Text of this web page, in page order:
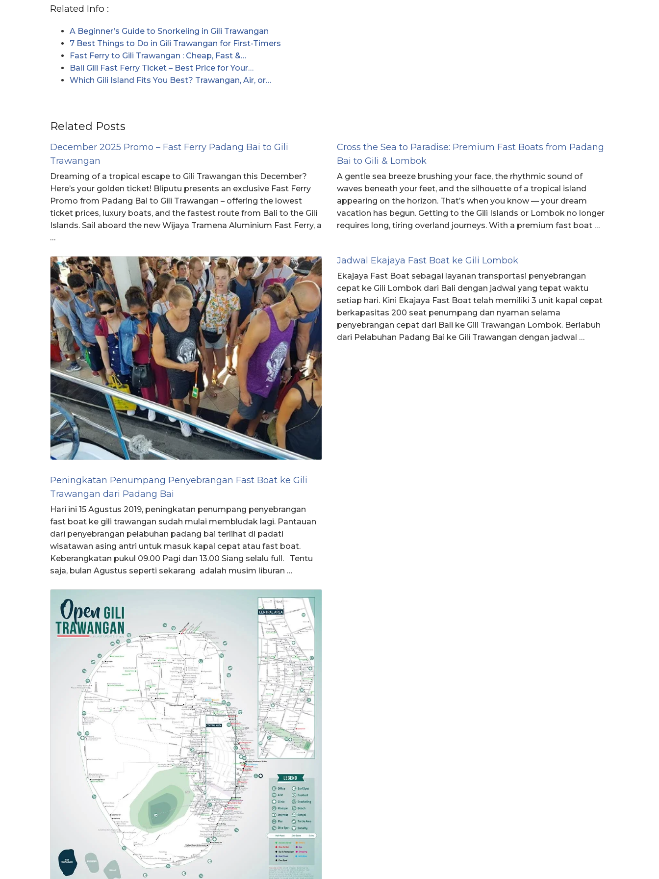
Related Info :
A Beginner’s Guide to Snorkeling in Gili Trawangan
7 Best Things to Do in Gili Trawangan for First-Timers
Fast Ferry to Gili Trawangan : Cheap, Fast &…
Bali Gili Fast Ferry Ticket – Best Price for Your…
Which Gili Island Fits You Best? Trawangan, Air, or…
Related Posts
December 2025 Promo – Fast Ferry Padang Bai to Gili
Trawangan
Dreaming of a tropical escape to Gili Trawangan this December?
Here’s your golden ticket! Bliputu presents an exclusive Fast Ferry
Promo from Padang Bai to Gili Trawangan – offering the lowest
ticket prices, luxury boats, and the fastest route from Bali to the Gili
Islands. Sail aboard the new Wijaya Tramena Aluminium Fast Ferry, a
…
Cross the Sea to Paradise: Premium Fast Boats from Padang
Bai to Gili & Lombok
A gentle sea breeze brushing your face, the rhythmic sound of
waves beneath your feet, and the silhouette of a tropical island
appearing on the horizon. That’s when you know — your dream
vacation has begun. Getting to the Gili Islands or Lombok no longer
requires long, tiring overland journeys. With a premium fast boat …
Peningkatan Penumpang Penyebrangan Fast Boat ke Gili
Trawangan dari Padang Bai
Hari ini 15 Agustus 2019, peningkatan penumpang penyebrangan
fast boat ke gili trawangan sudah mulai membludak lagi. Pantauan
dari penyebrangan pelabuhan padang bai terlihat di padati
wisatawan asing antri untuk masuk kapal cepat atau fast boat.
Keberangkatan pukul 09.00 Pagi dan 13.00 Siang selalu full. Tentu
saja, bulan Agustus seperti sekarang adalah musim liburan …
Jadwal Ekajaya Fast Boat ke Gili Lombok
Ekajaya Fast Boat sebagai layanan transportasi penyebrangan
cepat ke Gili Lombok dari Bali dengan jadwal yang tepat waktu
setiap hari. Kini Ekajaya Fast Boat telah memiliki 3 unit kapal cepat
berkapasitas 200 seat penumpang dan nyaman selama
penyebrangan cepat dari Bali ke Gili Trawangan Lombok. Berlabuh
dari Pelabuhan Padang Bai ke Gili Trawangan dengan jadwal …